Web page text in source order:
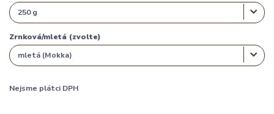
Zrnková/mletá (zvolte)
Nejsme plátci DPH